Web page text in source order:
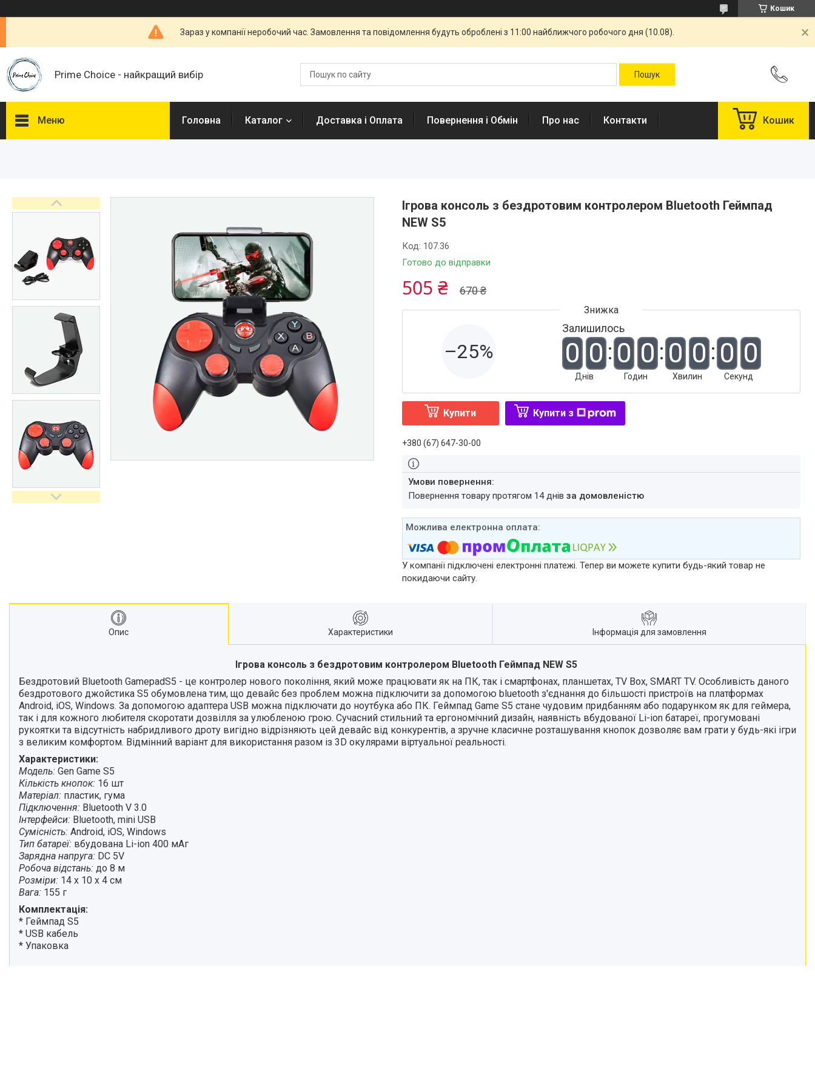
Кошик
Зараз у компанії неробочий час. Замовлення та повідомлення будуть оброблені з 11:00 найближчого робочого дня (10.08).
Prime Choice - найкращий вибір
Меню
Договір публічної оферти
Головна Каталог Доставка і Оплата Повернення і Обмін Про нас Контакти Кошик
Ігрова консоль з бездротовим контролером Bluetooth Геймпад
NEW S5
Готово до відправки
Код: 107.36
670 ₴
505 ₴
–25%
Залишилось
0 0
Днів
0 0
Годин
0 0
Хвилин
0 0
Секунд
Купити Купити з
+380 (67) 647-30-00
повернення товару протягом 14 днів за домовленістю
У компанії підключені електронні платежі. Тепер ви можете купити будь-який товар не
покидаючи сайту.
Опис Характеристики Інформація для замовлення
Ігрова консоль з бездротовим контролером Bluetooth Геймпад NEW S5
Бездротовий Bluetooth GamepadS5 - це контролер нового покоління, який може працювати як на ПК, так і смартфонах, планшетах, TV Box, SMART TV. Особливість даного
бездротового джойстика S5 обумовлена тим, що девайс без проблем можна підключити за допомогою bluetooth з'єднання до більшості пристроїв на платформах
Android, iOS, Windows. За допомогою адаптера USB можна підключати до ноутбука або ПК. Геймпад Game S5 стане чудовим придбанням або подарунком як для геймера,
так і для кожного любителя скоротати дозвілля за улюбленою грою. Сучасний стильний та ергономічний дизайн, наявність вбудованої Li-ion батареї, прогумовані
рукоятки та відсутність набридливого дроту вигідно відрізняють цей девайс від конкурентів, а зручне класичне розташування кнопок дозволяє вам грати у будь-які ігри
з великим комфортом. Відмінний варіант для використання разом із 3D окулярами віртуальної реальності.
Характеристики:
Модель: Gen Game S5
Кількість кнопок: 16 шт
Матеріал: пластик, гума
Підключення: Bluetooth V 3.0
Інтерфейси: Bluetooth, mini USB
Сумісність: Android, iOS, Windows
Тип батареї: вбудована Li-ion 400 мАг
Зарядна напруга: DC 5V
Робоча відстань: до 8 м
Розміри: 14 x 10 x 4 см
Вага: 155 г
Комплектація:
* Геймпад S5
* USB кабель
* Упаковка